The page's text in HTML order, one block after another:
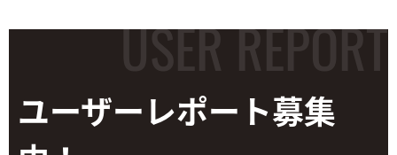
ユーザーレポート募集